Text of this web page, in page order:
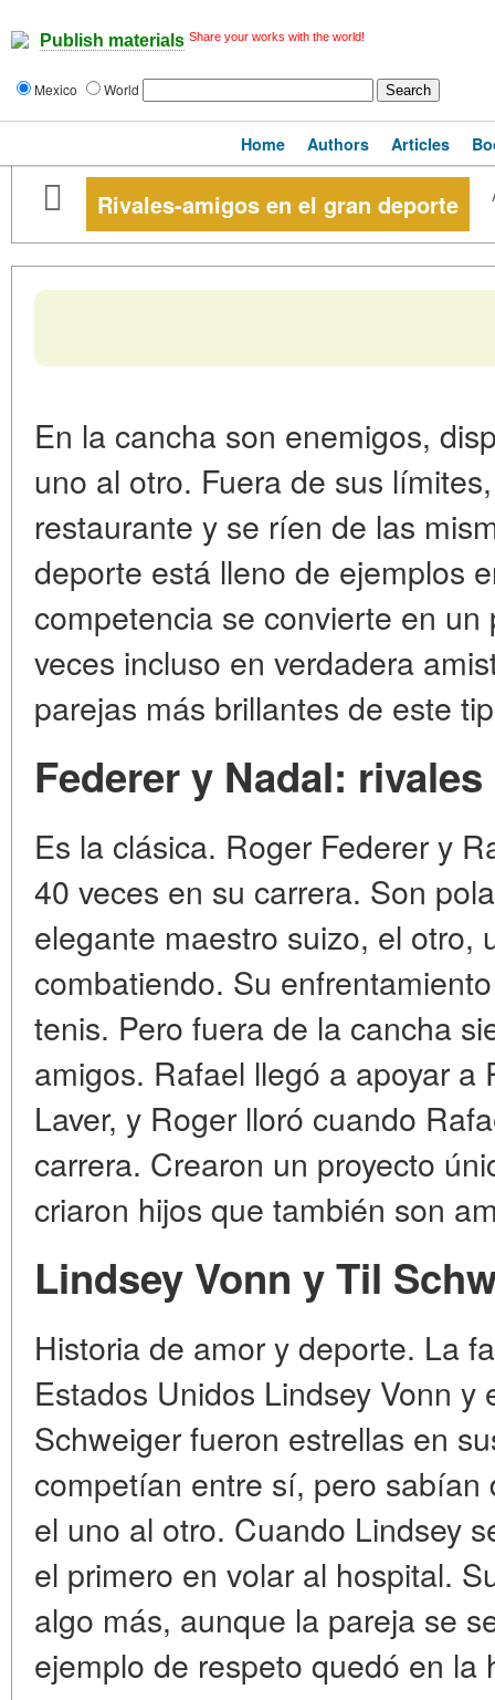
Publish materials Share your works with the world!
Mexico World
Home Authors Articles
Rivales-amigos en el gran deporte
En la cancha son enemigos,
uno al otro. Fuera de sus
restaurante y se ríen de las
deporte está lleno de ejemplos
competencia se convierte en
veces incluso en verdadera
parejas más brillantes de este
Federer y Nadal:
Es la clásica. Roger Federer y
40 veces en su carrera. Son
elegante maestro suizo, el otro,
combatiendo. Su
tenis. Pero fuera de la cancha
amigos. Rafael llegó a apoyar
Laver, y Roger lloró cuando
carrera. Crearon un proyecto
criaron hijos que también son
Lindsey Vonn y Til
Historia de amor y deporte. La
Estados Unidos Lindsey Vonn y
Schweiger fueron estrellas en
competían entre sí, pero
el uno al otro. Cuando Lindsey
el primero en volar al hospital.
algo más, aunque la pareja se
ejemplo de respeto quedó en la